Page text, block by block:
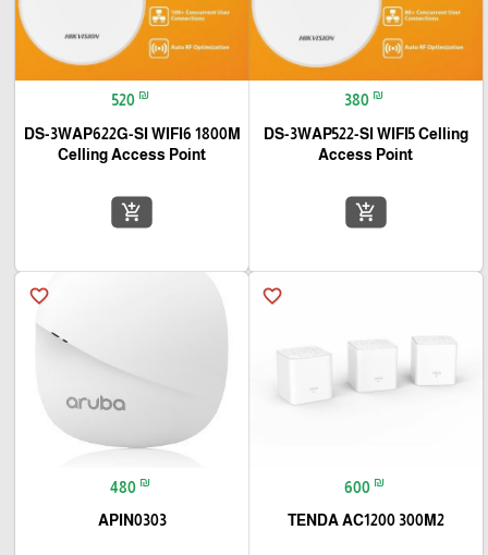
380 ₪
DS-3WAP522-SI WIFI5 Celling
Access Point
add_shopping_cart
520 ₪
DS-3WAP622G-SI WIFI6 1800M
Celling Access Point
add_shopping_cart
favorite_border
600 ₪
TENDA AC1200 300M2
favorite_border
480 ₪
APIN0303